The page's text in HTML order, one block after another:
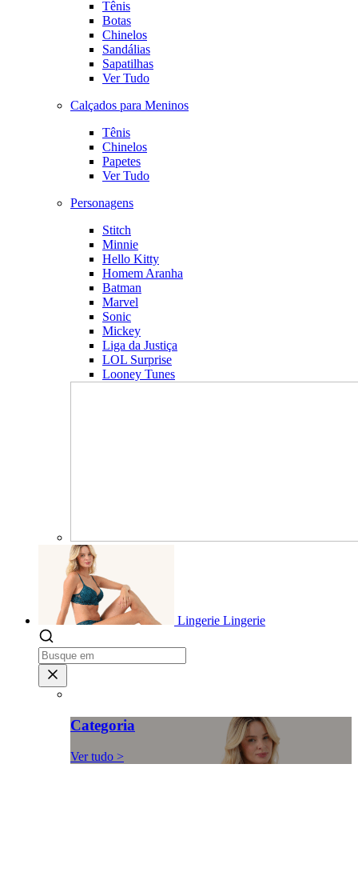
Tênis
Botas
Chinelos
Sandálias
Sapatilhas
Ver Tudo
Calçados para Meninos
Tênis
Chinelos
Papetes
Ver Tudo
Personagens
Stitch
Minnie
Hello Kitty
Homem Aranha
Batman
Marvel
Sonic
Mickey
Liga da Justiça
LOL Surprise
Looney Tunes
Lingerie Lingerie
Categoria
Ver tudo >